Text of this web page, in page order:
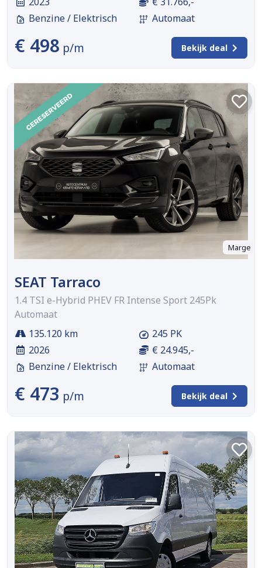
Benzine / Elektrisch
Automaat
€ 498 p/m Bekijk deal
Marge
SEAT Tarraco
1.4 TSI e-Hybrid PHEV FR Intense Sport 245Pk
Automaat
135.120 km
2026
Benzine / Elektrisch
245 PK
€ 24.945,-
Automaat
€ 473 p/m Bekijk deal